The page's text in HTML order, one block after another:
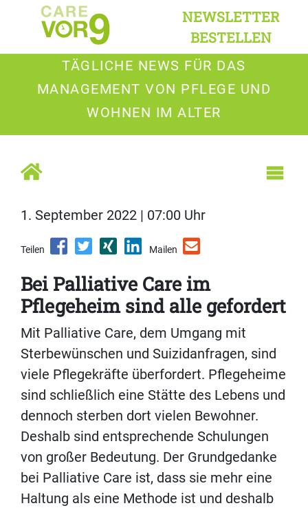
NEWSLETTER
BESTELLEN
TÄGLICHE NEWS FÜR DAS
MANAGEMENT VON PFLEGE UND
WOHNEN IM ALTER
1. September 2022 | 07:00 Uhr
Teilen Mailen
Bei Palliative Care im
Pflegeheim sind alle gefordert
Mit Palliative Care, dem Umgang mit
Sterbewünschen und Suizidanfragen, sind
viele Pflegekräfte überfordert. Pflegeheime
sind schließlich eine Stätte des Lebens und
dennoch sterben dort vielen Bewohner.
Deshalb sind entsprechende Schulungen
von großer Bedeutung. Der Grundgedanke
bei Palliative Care ist, dass sie mehr eine
Haltung als eine Methode ist und deshalb